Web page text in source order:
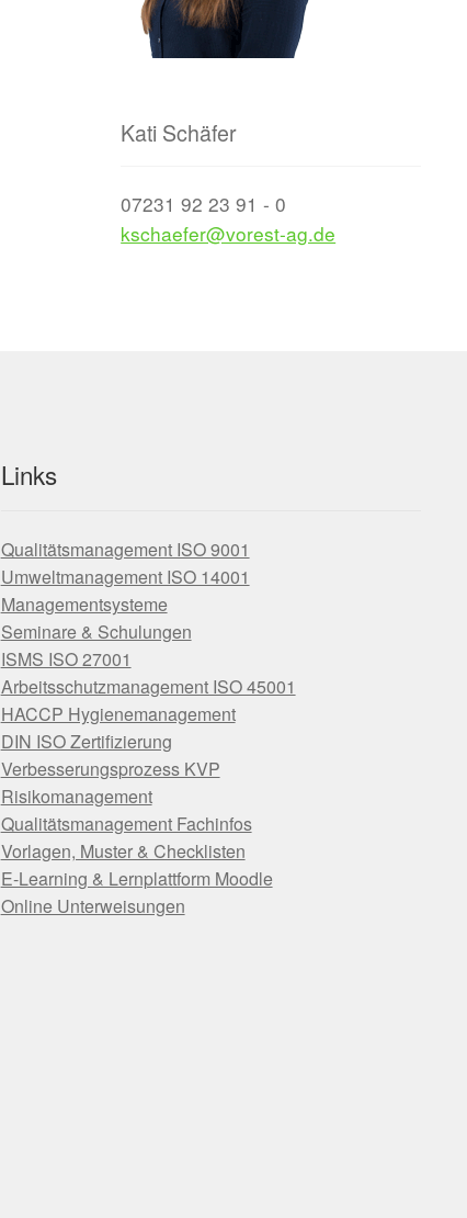
Kati Schäfer
07231 92 23 91 - 0
kschaefer@vorest-ag.de
Links
Qualitätsmanagement ISO 9001
Umweltmanagement ISO 14001
Managementsysteme
Seminare & Schulungen
ISMS ISO 27001
Arbeitsschutzmanagement ISO 45001
HACCP Hygienemanagement
DIN ISO Zertifizierung
Verbesserungsprozess KVP
Risikomanagement
Qualitätsmanagement Fachinfos
Vorlagen, Muster & Checklisten
E-Learning & Lernplattform Moodle
Online Unterweisungen